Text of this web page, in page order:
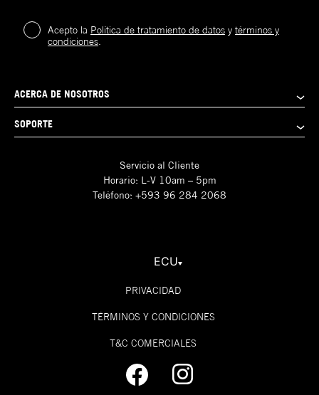
Acepto la Política de tratamiento de datos ytérminos y
condiciones
ACERCA DE NOSOTROS
SOPORTE
Servicio al Cliente
Horario: L-V 10am – 5pm
Teléfono: +593 96 284 2068
ECU
PRIVACIDAD
TÉRMINOS Y CONDICIONES
T&C COMERCIALES